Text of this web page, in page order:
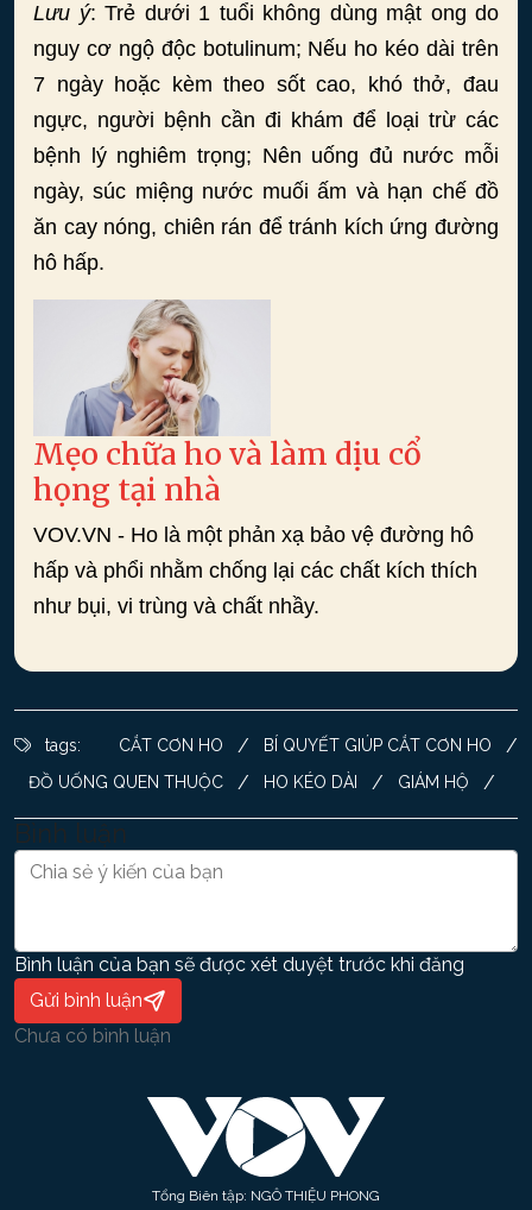
Lưu ý: Trẻ dưới 1 tuổi không dùng mật ong do
nguy cơ ngộ độc botulinum; Nếu ho kéo dài trên
7 ngày hoặc kèm theo sốt cao, khó thở, đau
ngực, người bệnh cần đi khám để loại trừ các
bệnh lý nghiêm trọng; Nên uống đủ nước mỗi
ngày, súc miệng nước muối ấm và hạn chế đồ
ăn cay nóng, chiên rán để tránh kích ứng đường
hô hấp.
Mẹo chữa ho và làm dịu cổ
họng tại nhà
VOV.VN - Ho là một phản xạ bảo vệ đường hô
hấp và phổi nhằm chống lại các chất kích thích
như bụi, vi trùng và chất nhầy.
tags: CẮT CƠN HO / BÍ QUYẾT GIÚP CẮT CƠN HO /
ĐỒ UỐNG QUEN THUỘC / HO KÉO DÀI / GIÁM HỘ /
Bình luận
Bình luận của bạn sẽ được xét duyệt trước khi đăng
Gửi bình luận
Chưa có bình luận
Tổng Biên tập: NGÔ THIỆU PHONG